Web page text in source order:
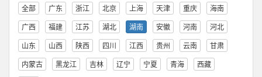
全部 广东 浙江 北京 上海 天津 重庆
海南
广西
福建 江苏 湖北 湖南 安徽 河南
河北
山东
山西 陕西 四川 江西 贵州 云南
甘肃
内蒙古
黑龙江 吉林 辽宁 宁夏 青海
西藏